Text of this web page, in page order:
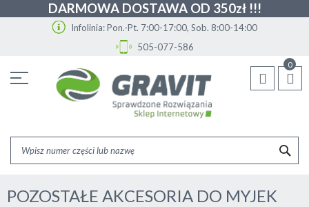
DARMOWA DOSTAWA OD 350zł !!!
Infolinia: Pon.-Pt. 7:00-17:00, Sob. 8:00-14:00
505-077-586
treści
0
POZOSTAŁE AKCESORIA DO MYJEK